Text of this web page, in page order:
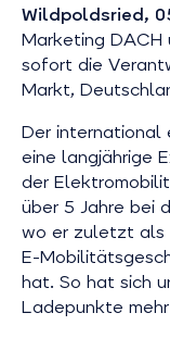
Wildpoldsried,
Marketing DACH
sofort die
Markt,
Der international
eine langjährige
der
über 5 Jahre bei
wo er zuletzt als
E-
hat. So hat sich
Ladepunkte